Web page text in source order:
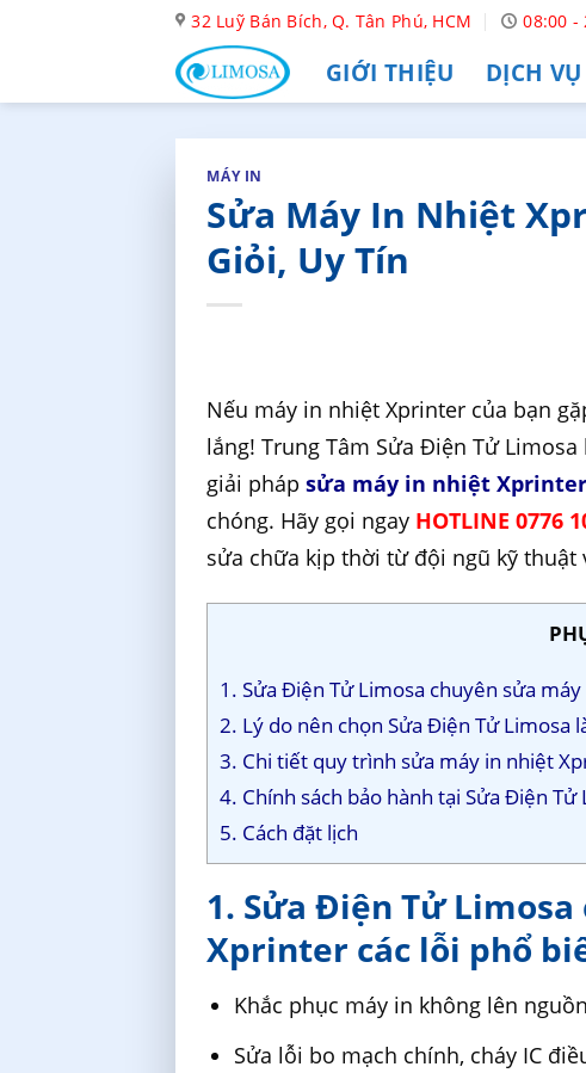
32 Luỹ Bán Bích, Q. Tân Phú, HCM 08:00 -
GIỚI THIỆU DỊCH VỤ
MÁY IN
Sửa Máy In Nhiệt
Giỏi, Uy Tín
Nếu máy in nhiệt Xprinter của bạn
lắng! Trung Tâm Sửa Điện Tử
giải phápsửa máy in nhiệt Xprinter
chóng. Hãy gọi ngay HOTLINE 0776
sửa chữa kịp thời từ đội ngũ kỹ thuật
1. Sửa Điện Tử Limosa chuyên sửa
2. Lý do nên chọn Sửa Điện Tử Limosa
3. Chi tiết quy trình sửa máy in nhiệt
4. Chính sách bảo hành tại Sửa Điện Tử
5. Cách đặt lịch
1. Sửa Điện Tử
Xprinter các lỗi phổ
Khắc phục máy in không lên
Sửa lỗi bo mạch chính, cháy IC